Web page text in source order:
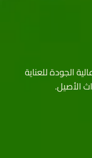
الجودة للعناية
الأصيل.